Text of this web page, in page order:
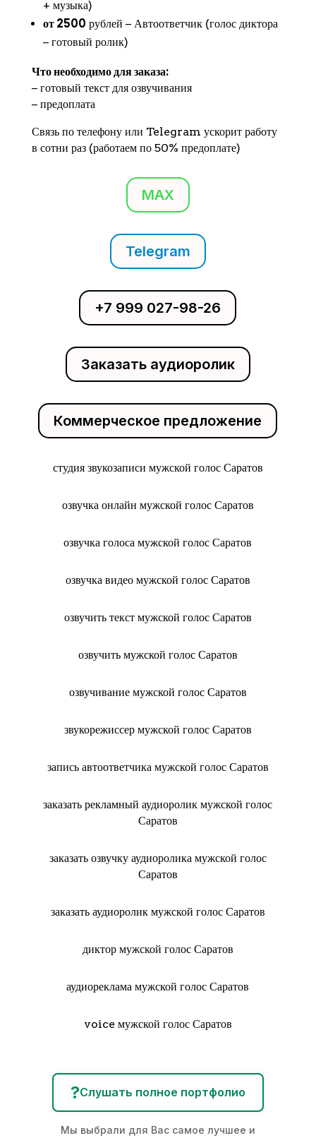
+ музыка)
от 2500 рублей − Автоответчик (голос диктора
− готовый ролик)
Что необходимо для заказа:
− готовый текст для озвучивания
− предоплата
Связь по телефону или Telegram ускорит работу
в сотни раз (работаем по 50% предоплате)
MAX
Telegram
+7 999 027-98-26
Заказать аудиоролик
Коммерческое предложение
студия звукозаписи мужской голос Саратов
озвучка онлайн мужской голос Саратов
озвучка голоса мужской голос Саратов
озвучка видео мужской голос Саратов
озвучить текст мужской голос Саратов
озвучить мужской голос Саратов
озвучивание мужской голос Саратов
звукорежиссер мужской голос Саратов
запись автоответчика мужской голос Саратов
заказать рекламный аудиоролик мужской голос
Саратов
заказать озвучку аудиоролика мужской голос
Саратов
заказать аудиоролик мужской голос Саратов
диктор мужской голос Саратов
аудиореклама мужской голос Саратов
voice мужской голос Саратов
?Слушать полное портфолио
Мы выбрали для Вас самое лучшее и